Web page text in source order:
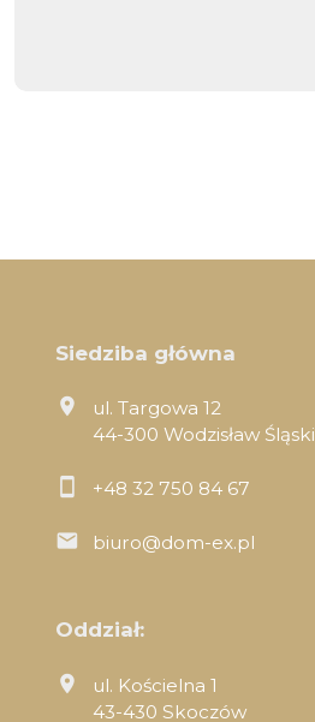
Siedziba główna
ul. Targowa 12
44-300 Wodzisław Śląski
+48 32 750 84 67
biuro@dom-ex.pl
Oddział:
ul. Kościelna 1
43-430 Skoczów